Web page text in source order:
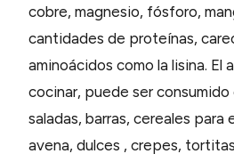
cobre, magnesio, fósforo,
cantidades de proteínas,
aminoácidos como la lisina. El
cocinar, puede ser
saladas, barras, cereales para
avena, dulces , crepes,